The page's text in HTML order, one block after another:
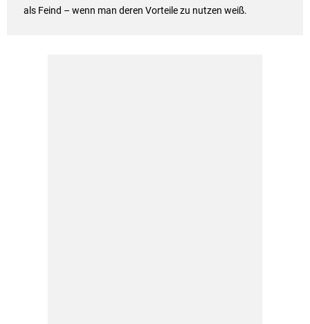
als Feind – wenn man deren Vorteile zu nutzen weiß.